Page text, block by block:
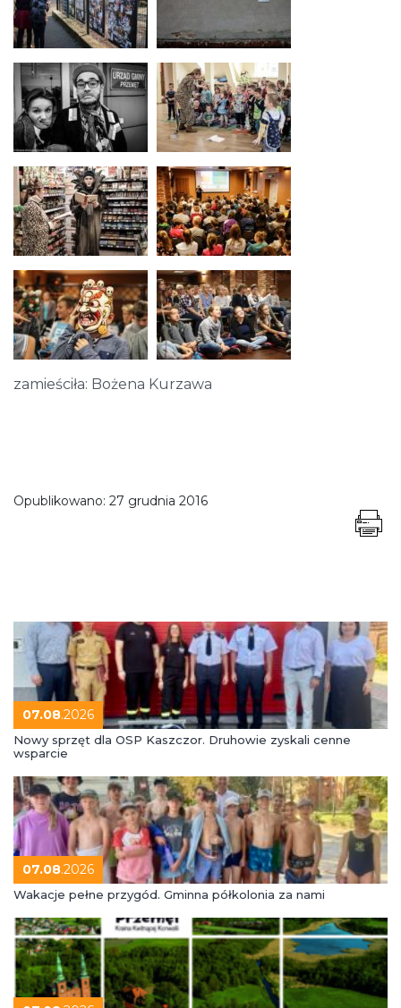
zamieściła: Bożena Kurzawa
Opublikowano: 27 grudnia 2016
07.08.2026
Nowy sprzęt dla OSP Kaszczor. Druhowie zyskali cenne
wsparcie
07.08.2026
Wakacje pełne przygód. Gminna półkolonia za nami